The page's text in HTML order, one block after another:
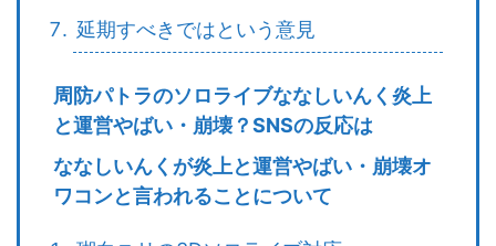
延期すべきではという意見
周防パトラのソロライブななしいんく炎上
と運営やばい・崩壊？SNSの反応は
ななしいんくが炎上と運営やばい・崩壊オ
ワコンと言われることについて